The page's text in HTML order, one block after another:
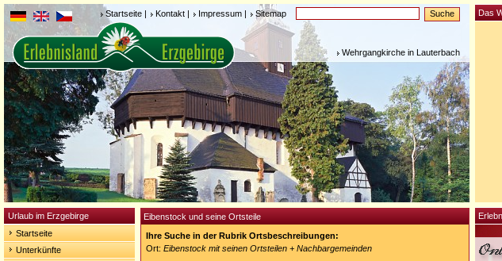
Startseite | Kontakt | Impressum | Sitemap
Wehrgangkirche in Lauterbach
Urlaub im Erzgebirge
Startseite
Unterkünfte
Eibenstock und seine Ortsteile
Ihre Suche in der Rubrik Ortsbeschreibungen:
Ort: Eibenstock mit seinen Ortsteilen + Nachbargemeinden
Das